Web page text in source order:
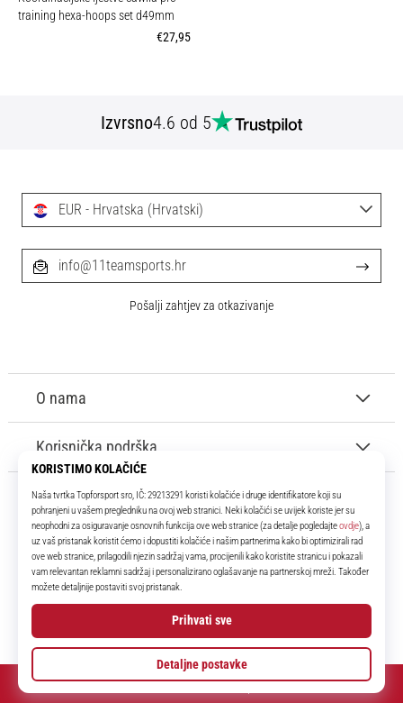
training hexa-hoops set d49mm
€27,95
Izvrsno4.6 od 5
11teamsports.hr
Tvoj smo pouzdani suigrač već više od 16 godina! Cijelo to vrijeme
donosimo ti najbolje i najnovije proizvode iz svijeta nogometa.
Facebook
Instagram
O nama
Korisnička podrška
EUR - Hrvatska (Hrvatski)
info@11teamsports.hr
Pošalji zahtjev za otkazivanje